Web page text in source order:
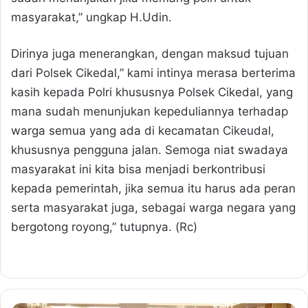
masyarakat,” ungkap H.Udin.
Dirinya juga menerangkan, dengan maksud tujuan
dari Polsek Cikedal,” kami intinya merasa berterima
kasih kepada Polri khususnya Polsek Cikedal, yang
mana sudah menunjukan kepeduliannya terhadap
warga semua yang ada di kecamatan Cikeudal,
khususnya pengguna jalan. Semoga niat swadaya
masyarakat ini kita bisa menjadi berkontribusi
kepada pemerintah, jika semua itu harus ada peran
serta masyarakat juga, sebagai warga negara yang
bergotong royong,” tutupnya. (Rc)